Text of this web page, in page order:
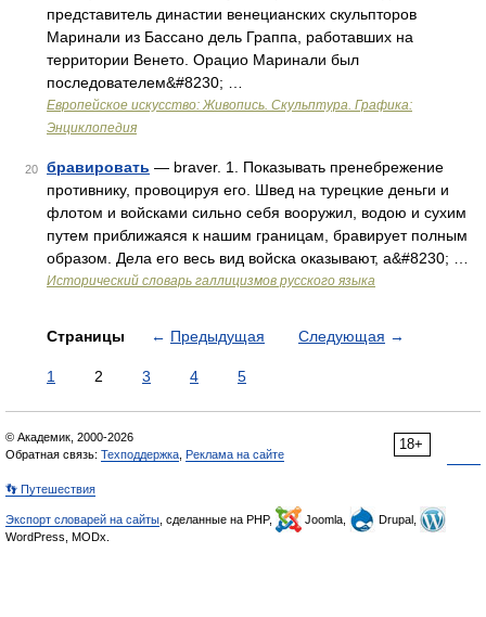
представитель династии венецианских скульпторов
Маринали из Бассано дель Граппа, работавших на
территории Венето. Орацио Маринали был
последователем&#8230; …
Европейское искусство: Живопись. Скульптура. Графика:
Энциклопедия
20 бравировать — braver. 1. Показывать пренебрежение
противнику, провоцируя его. Швед на турецкие деньги и
флотом и войсками сильно себя вооружил, водою и сухим
путем приближаяся к нашим границам, бравирует полным
образом. Дела его весь вид войска оказывают, а&#8230; …
Исторический словарь галлицизмов русского языка
Страницы ← Предыдущая Следующая →
1 2 3 4 5
18+
© Академик, 2000-2026
Обратная связь: Техподдержка Реклама на сайте
👣 Путешествия
Экспорт словарей на сайты , сделанные на PHP, Joomla,
Drupal,
WordPress, MODx.